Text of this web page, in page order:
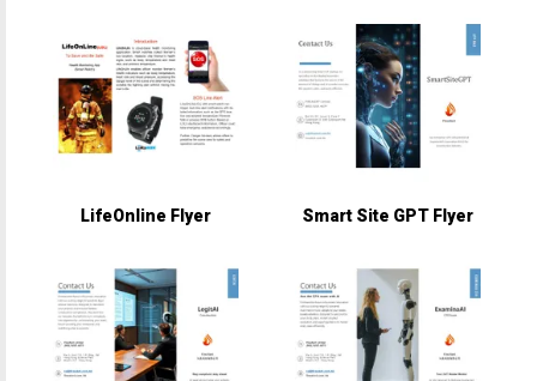
LifeOnline Flyer Smart Site GPT Flyer